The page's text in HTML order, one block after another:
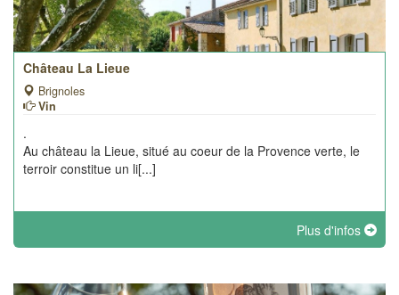
Château La Lieue
Brignoles
Vin
.
Au château la Lieue, situé au coeur de la Provence verte, le
terroir constitue un li[...]
Plus d'infos